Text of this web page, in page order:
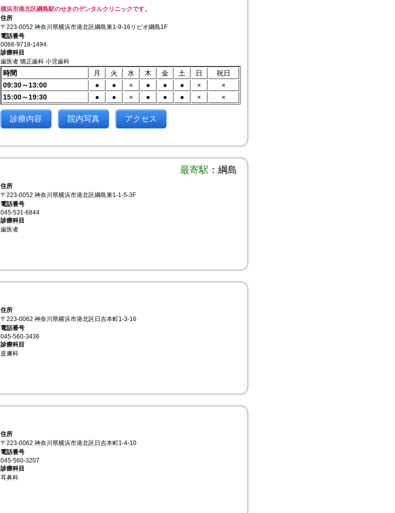
横浜市港北区綱島駅のせきのデンタルクリニックです。
住所
〒223-0052 神奈川県横浜市港北区綱島東1-9-16リビオ綱島1F
電話番号
0066-9718-1494
診療科目
歯医者 矯正歯科 小児歯科
時間 月 火 水 木 金 土 日
祝日
09:30～13:00
● ● × ● ● ● ×
×
15:00～19:30
● ● × ● ● ● × ×
診療内容 院内写真 アクセス
最寄駅 ：綱島
住所
〒223-0052 神奈川県横浜市港北区綱島東1-1-5-3F
電話番号
045-531-6844
診療科目
歯医者
住所
〒223-0062 神奈川県横浜市港北区日吉本町1-3-16
電話番号
045-560-3436
診療科目
皮膚科
住所
〒223-0062 神奈川県横浜市港北区日吉本町1-4-10
電話番号
045-560-3207
診療科目
耳鼻科